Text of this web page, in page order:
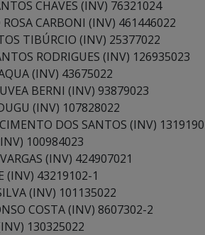
CHAVES (INV) 76321024
ROSA CARBONI (INV) 461446022
TIBÚRCIO (INV) 25377022
RODRIGUES (INV) 126935023
(INV) 43675022
BERNI (INV) 93879023
(INV) 107828022
DOS SANTOS (INV)
100984023
(INV) 424907021
(INV) 43219102-1
(INV) 101135022
COSTA (INV) 8607302-2
130325022